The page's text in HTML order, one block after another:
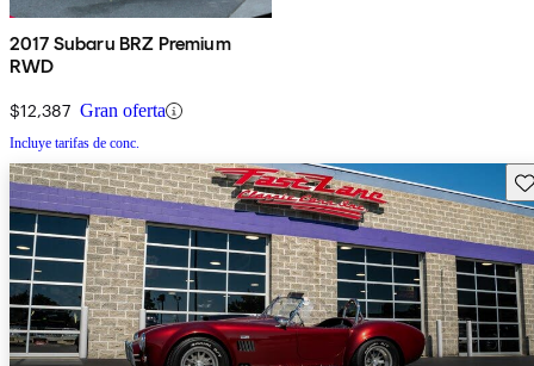
2017 Subaru BRZ Premium
RWD
$12,387 Gran oferta
Incluye tarifas de conc.